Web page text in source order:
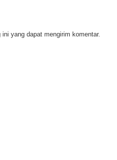
yang dapat mengirim komentar.